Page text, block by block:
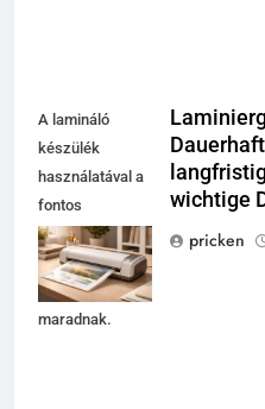
A lamináló
készülék
használatával a
fontos
dokumentumok
hosszú távon
védettek
maradnak.
wichtige
pricken